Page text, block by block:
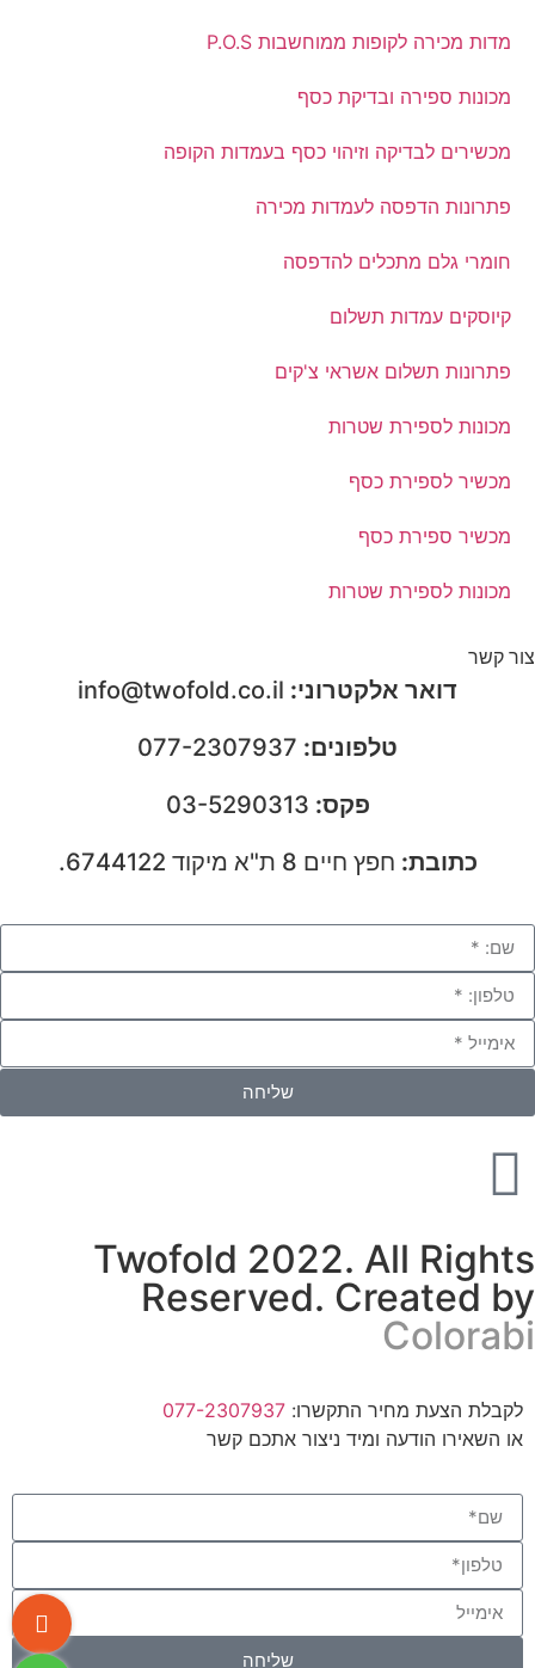
מדות מכירה לקופות ממוחשבות P.O.S
מכונות ספירה ובדיקת כסף
מכשירים לבדיקה וזיהוי כסף בעמדות הקופה
פתרונות הדפסה לעמדות מכירה
חומרי גלם מתכלים להדפסה
קיוסקים עמדות תשלום
פתרונות תשלום אשראי צ'קים
מכונות לספירת שטרות
מכשיר לספירת כסף
מכשיר ספירת כסף
מכונות לספירת שטרות
צור קשר
דואר אלקטרוני:
טלפונים:
פקס:
כתובת: חפץ חיים 8 ת"א מיקוד 6744122.
שליחה
Twofold 2022. All Rights
Reserved. Created by
Colorabi
לקבלת הצעת מחיר התקשרו: 077-2307937
או השאירו הודעה ומיד ניצור אתכם קשר
שליחה